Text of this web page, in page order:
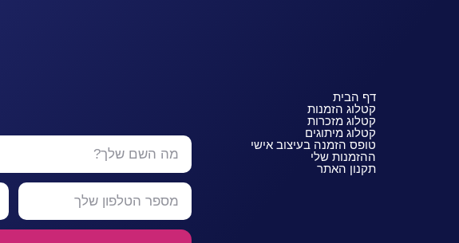
דף הבית
קטלוג הזמנות
קטלוג מזכרות
קטלוג מיתוגים
טופס הזמנה בעיצוב אישי
ההזמנות שלי
תקנון האתר